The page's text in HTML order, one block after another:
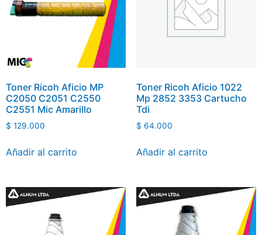
Toner Ricoh Aficio MP
C2050 C2051 C2550
C2551 Mic Amarillo
$ 129.000
Añadir al carrito
Toner Ricoh Aficio 1022
Mp 2852 3353 Cartucho
Tdi
$ 64.000
Añadir al carrito